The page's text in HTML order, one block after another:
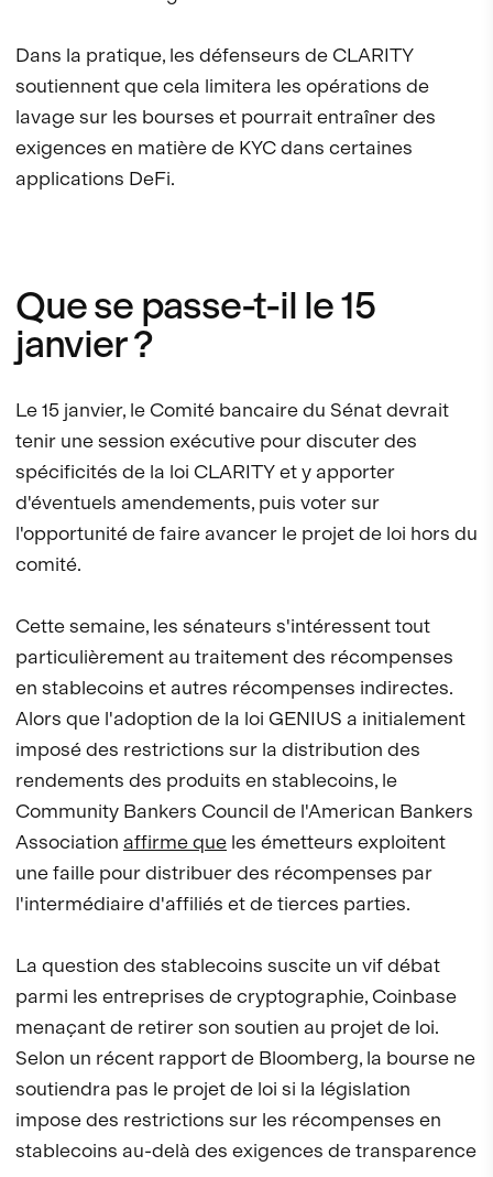
Dans la pratique, les défenseurs de CLARITY
soutiennent que cela limitera les opérations de
lavage sur les bourses et pourrait entraîner des
exigences en matière de KYC dans certaines
applications DeFi.
Que se passe-t-il le 15
janvier ?
Le 15 janvier, le Comité bancaire du Sénat devrait
tenir une session exécutive pour discuter des
spécificités de la loi CLARITY et y apporter
d'éventuels amendements, puis voter sur
l'opportunité de faire avancer le projet de loi hors du
comité.
Cette semaine, les sénateurs s'intéressent tout
particulièrement au traitement des récompenses
en stablecoins et autres récompenses indirectes.
Alors que l'adoption de la loi GENIUS a initialement
imposé des restrictions sur la distribution des
rendements des produits en stablecoins, le
Community Bankers Council de l'American Bankers
Association affirme que les émetteurs exploitent
une faille pour distribuer des récompenses par
l'intermédiaire d'affiliés et de tierces parties.
La question des stablecoins suscite un vif débat
parmi les entreprises de cryptographie, Coinbase
menaçant de retirer son soutien au projet de loi.
Selon un récent rapport de Bloomberg, la bourse ne
soutiendra pas le projet de loi si la législation
impose des restrictions sur les récompenses en
stablecoins au-delà des exigences de transparence